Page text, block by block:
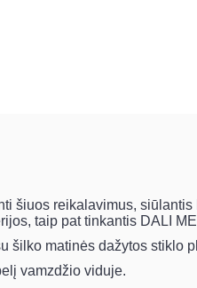
šiuos reikalavimus,
taip pat tinkantis DALI
šilko matinės dažytos stiklo
vamzdžio viduje.